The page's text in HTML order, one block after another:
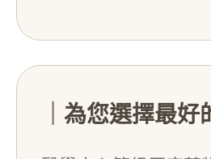
為您選擇最好